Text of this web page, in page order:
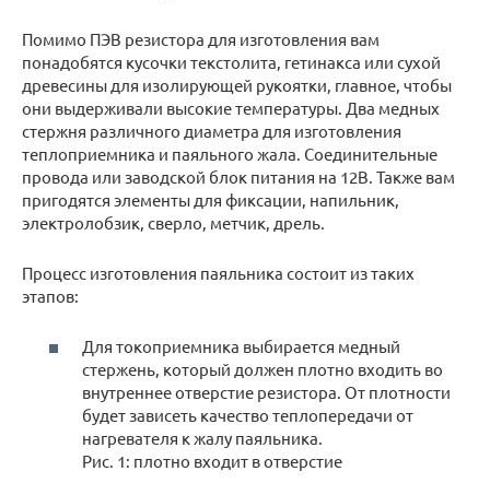
Помимо ПЭВ резистора для изготовления вам
понадобятся кусочки текстолита, гетинакса или сухой
древесины для изолирующей рукоятки, главное, чтобы
они выдерживали высокие температуры. Два медных
стержня различного диаметра для изготовления
теплоприемника и паяльного жала. Соединительные
провода или заводской блок питания на 12В. Также вам
пригодятся элементы для фиксации, напильник,
электролобзик, сверло, метчик, дрель.
Процесс изготовления паяльника состоит из таких
этапов:
Для токоприемника выбирается медный
стержень, который должен плотно входить во
внутреннее отверстие резистора. От плотности
будет зависеть качество теплопередачи от
нагревателя к жалу паяльника.
Рис. 1: плотно входит в отверстие